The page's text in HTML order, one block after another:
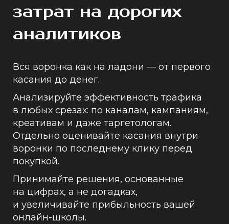
затрат на дорогих
аналитиков
Вся воронка как на ладони — от первого
касания до денег.
Анализируйте эффективность трафика
в любых срезах: по каналам, кампаниям,
креативам и даже таргетологам.
Отдельно оценивайте касания внутри
воронки по последнему клику перед
покупкой.
Принимайте решения, основанные
на цифрах, а не догадках,
и увеличивайте прибыльность вашей
онлайн-школы.